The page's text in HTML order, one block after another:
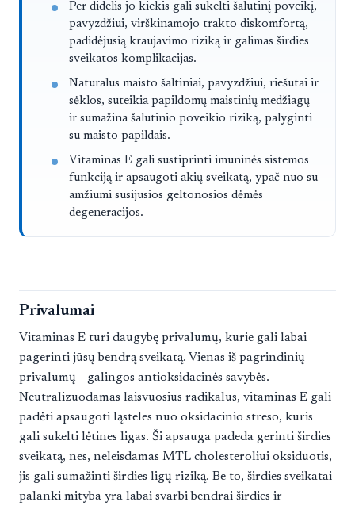
Per didelis jo kiekis gali sukelti šalutinį poveikį,
pavyzdžiui, virškinamojo trakto diskomfortą,
padidėjusią kraujavimo riziką ir galimas širdies
sveikatos komplikacijas.
Natūralūs maisto šaltiniai, pavyzdžiui, riešutai ir
sėklos, suteikia papildomų maistinių medžiagų
ir sumažina šalutinio poveikio riziką, palyginti
su maisto papildais.
Vitaminas E gali sustiprinti imuninės sistemos
funkciją ir apsaugoti akių sveikatą, ypač nuo su
amžiumi susijusios geltonosios dėmės
degeneracijos.
Privalumai
Vitaminas E turi daugybę privalumų, kurie gali labai
pagerinti jūsų bendrą sveikatą. Vienas iš pagrindinių
privalumų - galingos antioksidacinės savybės.
Neutralizuodamas laisvuosius radikalus, vitaminas E gali
padėti apsaugoti ląsteles nuo oksidacinio streso, kuris
gali sukelti lėtines ligas. Ši apsauga padeda gerinti širdies
sveikatą, nes, neleisdamas MTL cholesteroliui oksiduotis,
jis gali sumažinti širdies ligų riziką. Be to, širdies sveikatai
palanki mityba yra labai svarbi bendrai širdies ir